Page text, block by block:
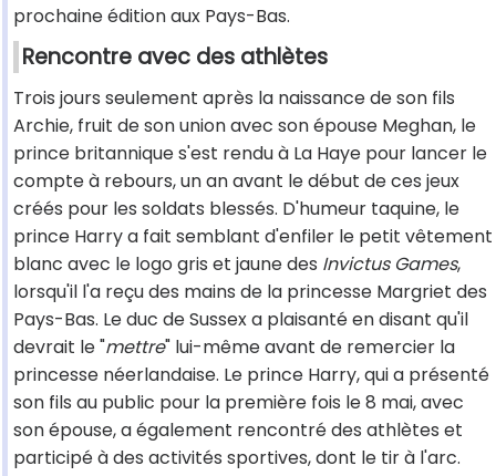
prochaine édition aux Pays-Bas.
Rencontre avec des athlètes
Trois jours seulement après la naissance de son fils
Archie, fruit de son union avec son épouse Meghan, le
prince britannique s'est rendu à La Haye pour lancer le
compte à rebours, un an avant le début de ces jeux
créés pour les soldats blessés. D'humeur taquine, le
prince Harry a fait semblant d'enfiler le petit vêtement
blanc avec le logo gris et jaune des Invictus Games,
lorsqu'il l'a reçu des mains de la princesse Margriet des
Pays-Bas. Le duc de Sussex a plaisanté en disant qu'il
devrait le "mettre" lui-même avant de remercier la
princesse néerlandaise. Le prince Harry, qui a présenté
son fils au public pour la première fois le 8 mai, avec
son épouse, a également rencontré des athlètes et
participé à des activités sportives, dont le tir à l'arc.